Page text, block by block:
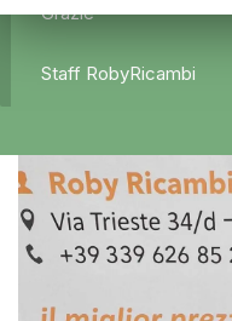
Grazie
Staff RobyRicambi